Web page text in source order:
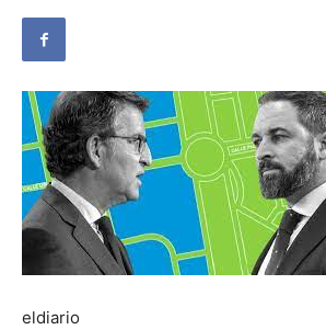
eldiario